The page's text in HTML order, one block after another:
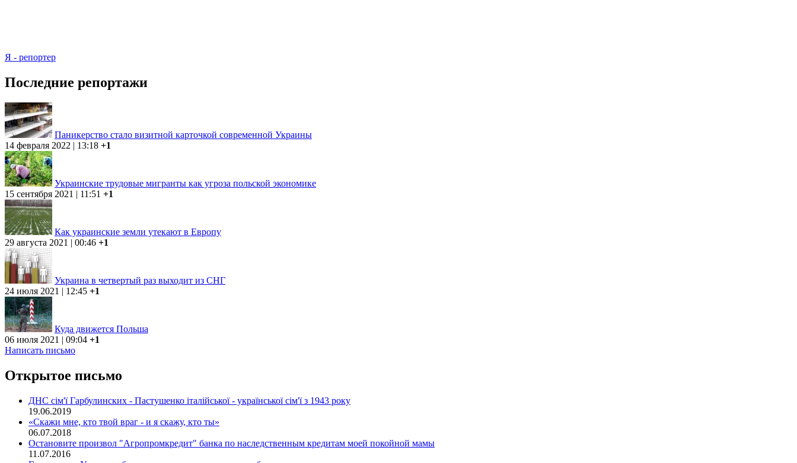
Я - репортер
Последние репортажи
Паникерство стало визитной карточкой современной Украины
14 февраля 2022 | 13:18 +1
Украинские трудовые мигранты как угроза польской экономике
15 сентября 2021 | 11:51 +1
Как украинские земли утекают в Европу
29 августа 2021 | 00:46 +1
Украина в четвертый раз выходит из СНГ
24 июля 2021 | 12:45 +1
Куда движется Польша
06 июля 2021 | 09:04 +1
Написать письмо
Открытое письмо
ДНC сім'ї Гарбулинских - Пастушенко італійської - української сім'ї з 1943 року
19.06.2019
«Скажи мне, кто твой враг - и я скажу, кто ты»
06.07.2018
Остановите произвол "Агропромкредит" банка по наследственным кредитам моей покойной мамы
11.07.2016